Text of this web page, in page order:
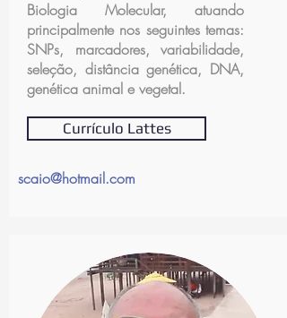
Biologia Molecular, atuando
principalmente nos seguintes temas:
SNPs, marcadores, variabilidade,
seleção, distância genética, DNA,
genética animal e vegetal.
Currículo Lattes
scaio@hotmail.com